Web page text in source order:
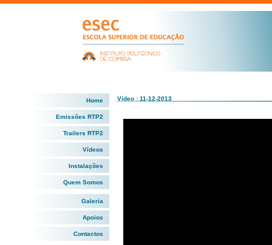
Home
Emissões RTP2
Trailers RTP2
Vídeos
Instalações
Quem Somos
Galeria
Apoios
Contactos
Vídeo : 11-12-2013